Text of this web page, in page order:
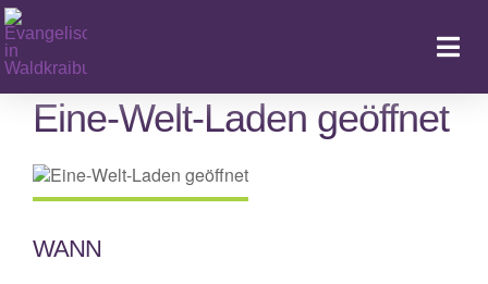
Zum
Inhalt
springen
Eine-Welt-Laden geöffnet
WANN